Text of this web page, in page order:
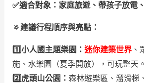
✅適合對象：家庭旅遊、帶孩子放電
🔅建議行程順序與亮點：
1️⃣小人國主題樂園： 迷你建築世界、
施、水樂園（夏季開放），可玩整天。
2️⃣虎頭山公園： 森林遊樂區、溜滑梯